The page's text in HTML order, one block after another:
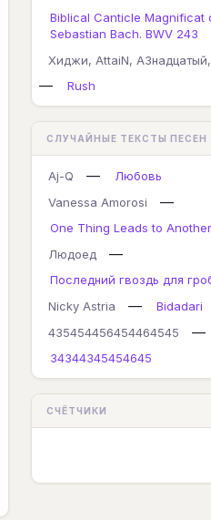
Biblical Canticle Magnificat
Sebastian Bach. BWV 243
Хиджи, AttaiN, А3надцатый,
— Rush
СЛУЧАЙНЫЕ ТЕКСТЫ ПЕСЕН
Aj-Q —
Любовь
Vanessa Amorosi
—
One Thing Leads to Another
Людоед
—
Последний гвоздь для
Nicky Astria
—
Bidadari
435454456454464545
—
34344345454645
СЧЁТЧИКИ